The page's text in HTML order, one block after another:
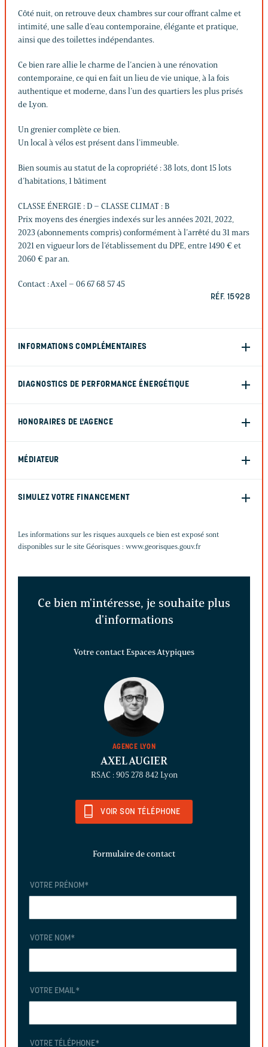
Côté nuit, on retrouve deux chambres sur cour offrant calme et
intimité, une salle d’eau contemporaine, élégante et pratique,
ainsi que des toilettes indépendantes.
Ce bien rare allie le charme de l’ancien à une rénovation
contemporaine, ce qui en fait un lieu de vie unique, à la fois
authentique et moderne, dans l’un des quartiers les plus prisés
de Lyon.
Un grenier complète ce bien.
Un local à vélos est présent dans l’immeuble.
Bien soumis au statut de la copropriété : 38 lots, dont 15 lots
d’habitations, 1 bâtiment
CLASSE ÉNERGIE : D – CLASSE CLIMAT : B
Prix moyens des énergies indexés sur les années 2021, 2022,
2023 (abonnements compris) conformément à l’arrêté du 31 mars
2021 en vigueur lors de l’établissement du DPE, entre 1490 € et
2060 € par an.
Contact : Axel – 06 67 68 57 45
RÉF. 15928
INFORMATIONS COMPLÉMENTAIRES
DIAGNOSTICS DE PERFORMANCE ÉNERGÉTIQUE
HONORAIRES DE L'AGENCE
MÉDIATEUR
SIMULEZ VOTRE FINANCEMENT
Les informations sur les risques auxquels ce bien est exposé sont
disponibles sur le site Géorisques : www.georisques.gouv.fr
Ce bien m'intéresse, je souhaite plus
d'informations
Votre contact Espaces Atypiques
AGENCE LYON
AXEL AUGIER
RSAC : 905 278 842 Lyon
VOIR SON TÉLÉPHONE
Formulaire de contact
VOTRE PRÉNOM *
VOTRE NOM *
VOTRE EMAIL*
VOTRE TÉLÉPHONE*